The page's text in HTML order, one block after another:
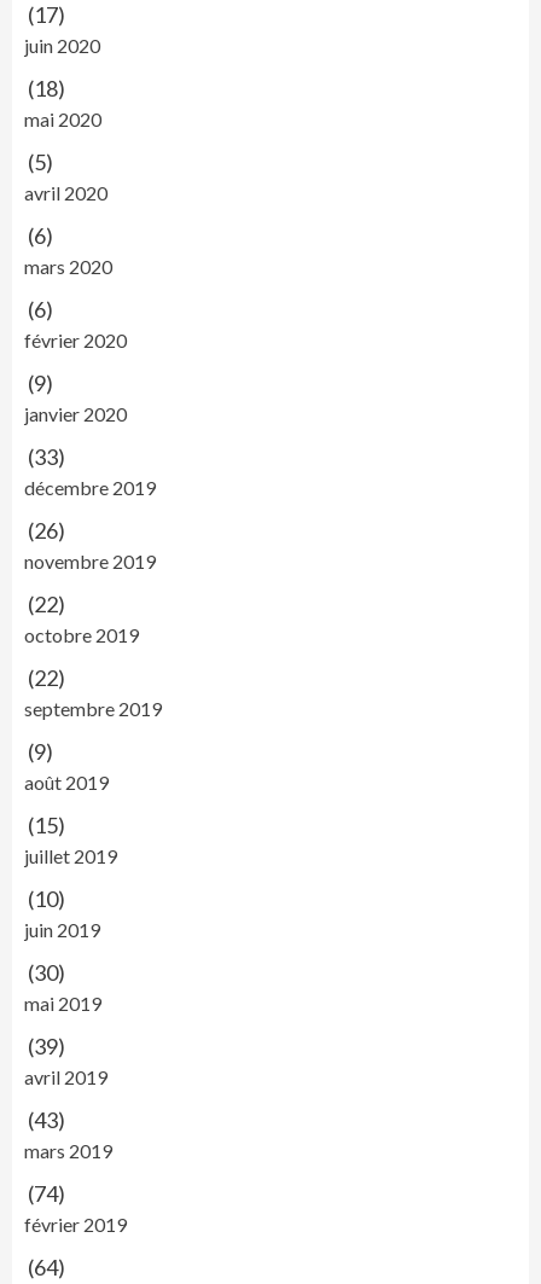
(17)
juin 2020
(18)
mai 2020
(5)
avril 2020
(6)
mars 2020
(6)
février 2020
(9)
janvier 2020
(33)
décembre 2019
(26)
novembre 2019
(22)
octobre 2019
(22)
septembre 2019
(9)
août 2019
(15)
juillet 2019
(10)
juin 2019
(30)
mai 2019
(39)
avril 2019
(43)
mars 2019
(74)
février 2019
(64)